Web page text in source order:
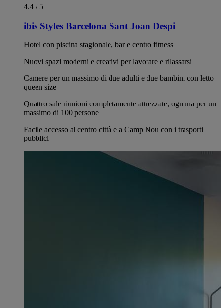
4.4 / 5
ibis Styles Barcelona Sant Joan Despi
Hotel con piscina stagionale, bar e centro fitness
Nuovi spazi moderni e creativi per lavorare e rilassarsi
Camere per un massimo di due adulti e due bambini con letto
queen size
Quattro sale riunioni completamente attrezzate, ognuna per un
massimo di 100 persone
Facile accesso al centro città e a Camp Nou con i trasporti
pubblici